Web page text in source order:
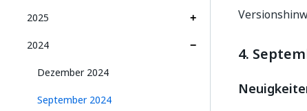
2025
2024
Dezember 2024
September 2024
4.